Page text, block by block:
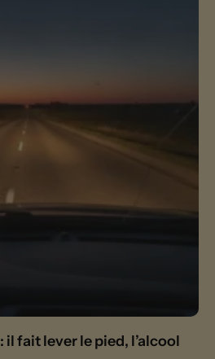
fait lever le pied, l’alcool